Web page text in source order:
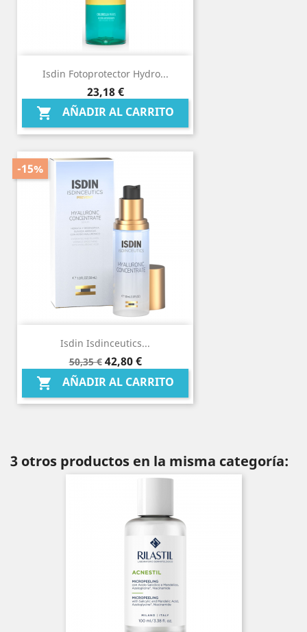
Isdin Fotoprotector Hydro...
Precio
23,18 €
 AÑADIR AL CARRITO
Isdin Isdinceutics...
Precio
base
50,35 €
-15%
Precio
42,80 €
 AÑADIR AL CARRITO
3 otros productos en la misma categoría: